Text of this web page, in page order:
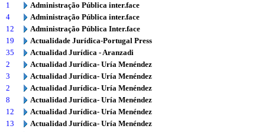
1
Administração Pública inter.face
4
Administração Pública inter.face
12
Administração Pública Inter.face
19
Actualidade Jurídica-Portugal Press
35
Actualidad Jurídica - Aranzadi
2
Actualidad Jurídica- Uría Menéndez
3
Actualidad Jurídica- Uría Menéndez
2
Actualidad Jurídica- Uría Menéndez
8
Actualidad Jurídica- Uría Menéndez
12
Actualidad Jurídica- Uría Menéndez
13
Actualidad Jurídica- Uría Menéndez